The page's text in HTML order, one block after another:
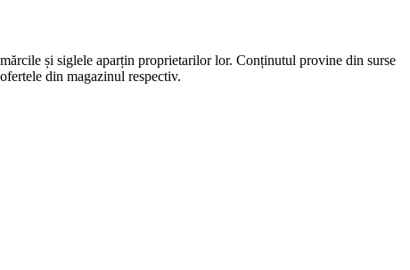
și siglele aparțin proprietarilor lor. Conținutul provine din surse
din magazinul respectiv.